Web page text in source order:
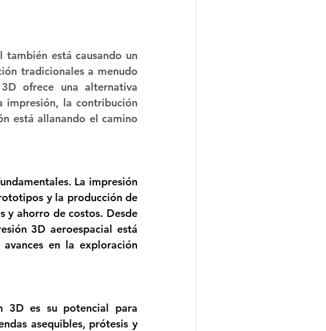
está causando un
tradicionales a menudo
ofrece una alternativa
impresión, la contribución
está allanando el camino
La impresión
y la producción de
y ahorro de costos. Desde
3D aeroespacial está
en la exploración
3D es su potencial para
asequibles, prótesis y